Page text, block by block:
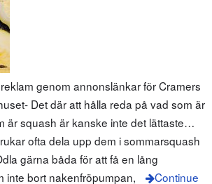
genom annonslänkar för Cramers
Det där att hålla reda på vad som är
är squash är kanske inte det lättaste…
ofta dela upp dem i sommarsquash
gärna båda för att få en lång
inte bort nakenfröpumpan,
Continue